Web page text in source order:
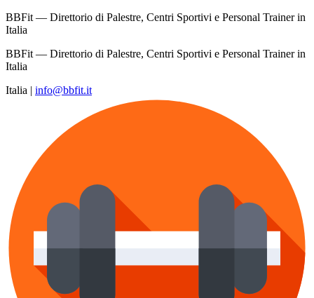
BBFit — Direttorio di Palestre, Centri Sportivi e Personal Trainer in
Italia
BBFit — Direttorio di Palestre, Centri Sportivi e Personal Trainer in
Italia
Italia | info@bbfit.it